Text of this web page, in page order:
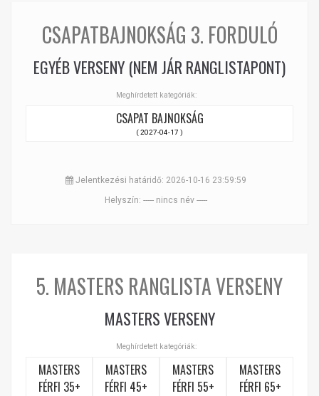
CSAPATBAJNOKSÁG 3. FORDULÓ
EGYÉB VERSENY (NEM JÁR RANGLISTAPONT)
Meghírdetett kategóriák:
CSAPAT BAJNOKSÁG
( 2027-04-17 )
Jelentkezési határidő: 2026-10-16 23:59:59
Helyszín: ----- nincs név -----
5. MASTERS RANGLISTA VERSENY
MASTERS VERSENY
Meghírdetett kategóriák:
MASTERS
FÉRFI 35+
MASTERS
FÉRFI 45+
MASTERS
FÉRFI 55+
MASTERS
FÉRFI 65+